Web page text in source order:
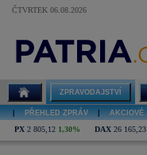
ČTVRTEK 06.08.2026
ZPRAVODAJSTVÍ
PŘEHLED ZPRÁV AKCIOVÉ
PX 2 805,12 1,30% DAX 26 165,23